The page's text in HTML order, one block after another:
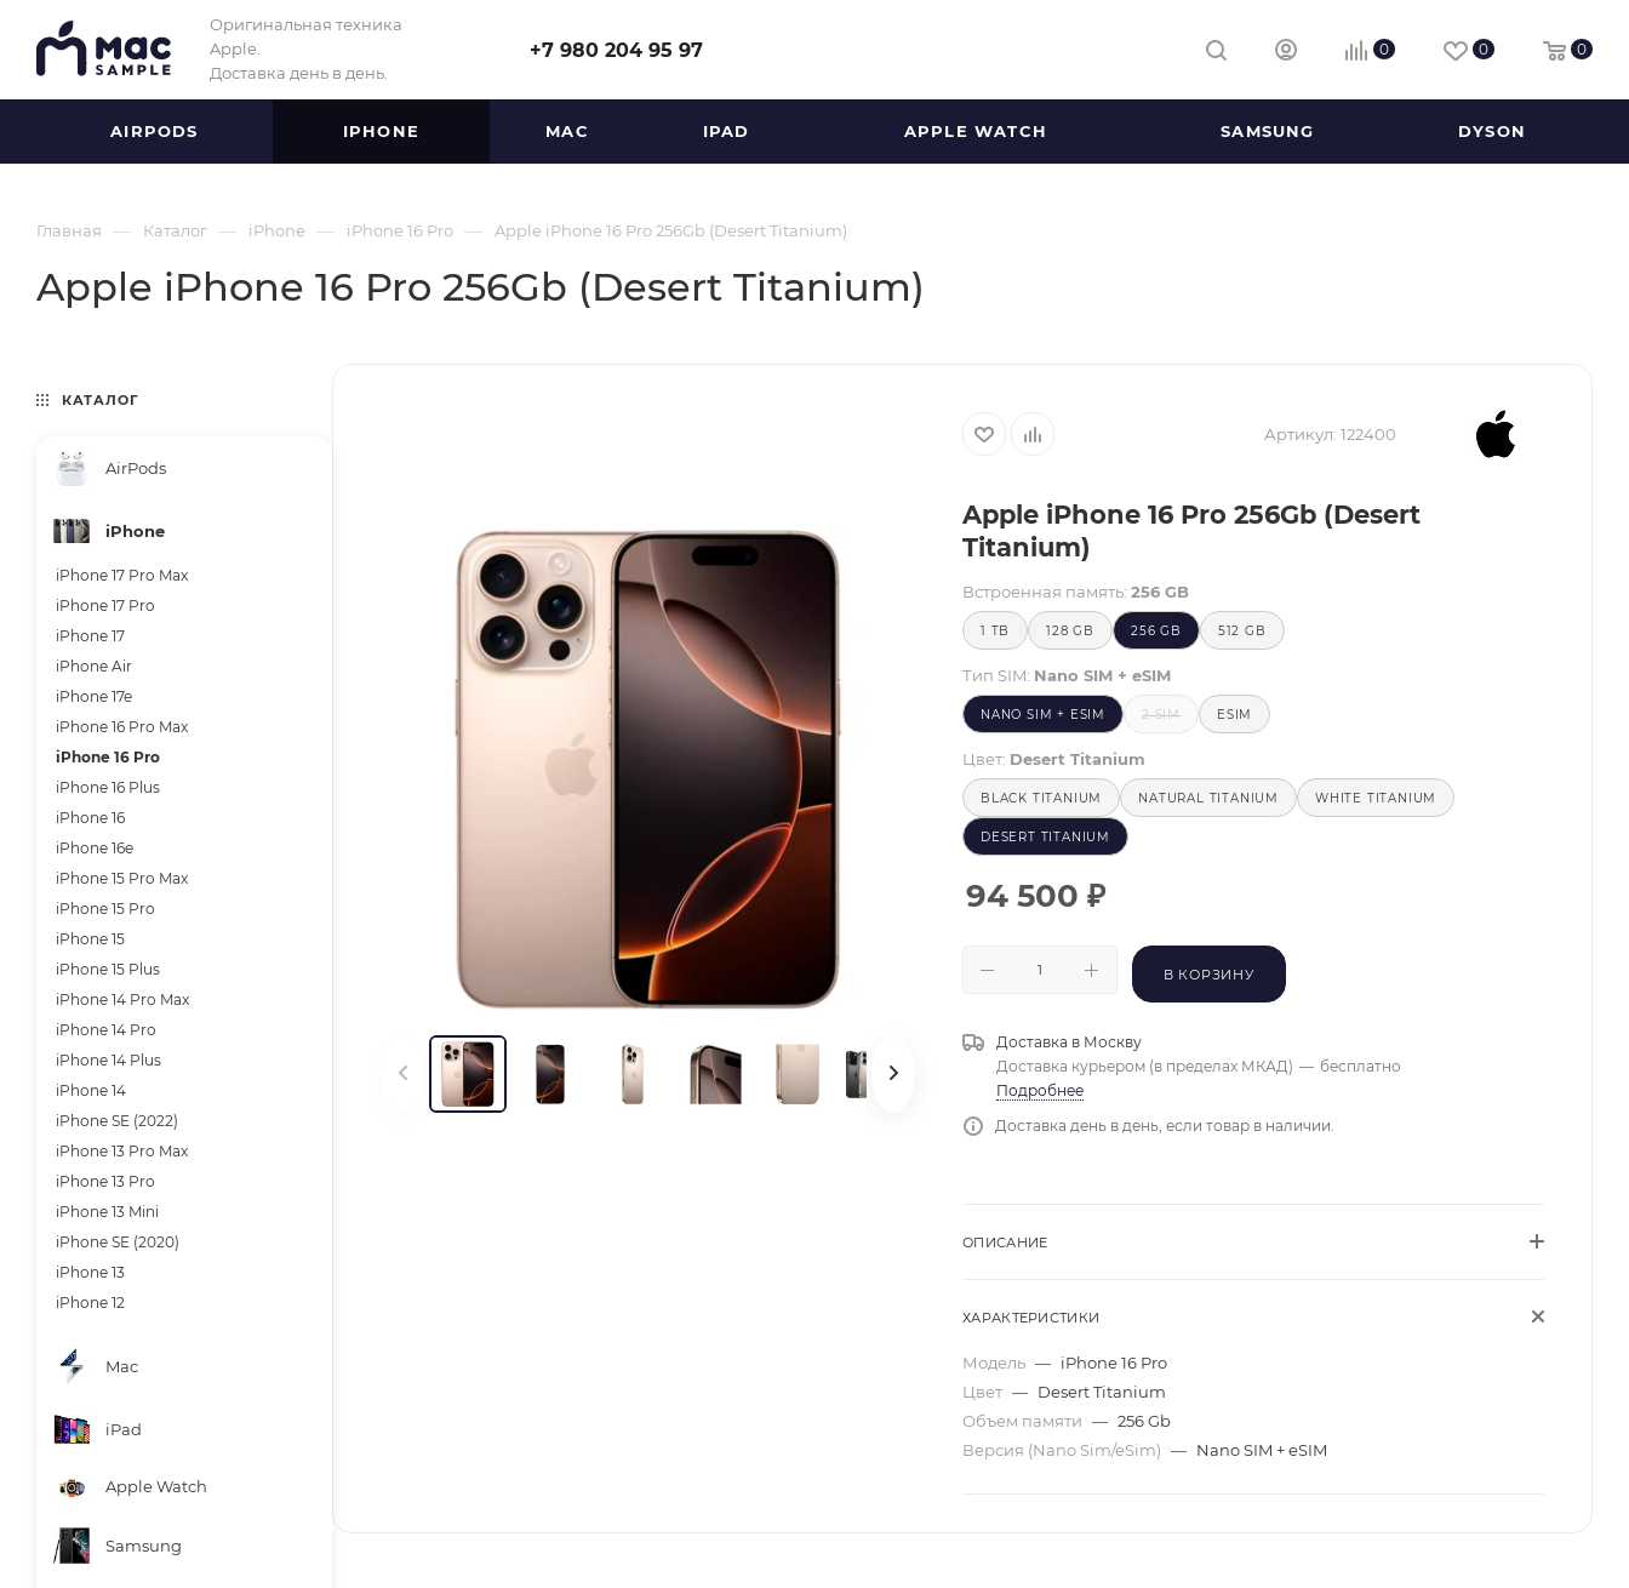
Оригинальная техника
Apple.
Доставка день в день.
+7 980 204 95 97 0 0 0
AIRPODS IPHONE MAC IPAD APPLE WATCH SAMSUNG DYSON
Главная — Каталог — iPhone — iPhone 16 Pro — Apple iPhone 16 Pro 256Gb (Desert Titanium)
Apple iPhone 16 Pro 256Gb (Desert Titanium)
Артикул: 122400
Apple iPhone 16 Pro 256Gb (Desert
Titanium)
Встроенная память: 256 GB
1 TB 128 GB 256 GB 512 GB
Тип SIM: Nano SIM + eSIM
NANO SIM + ESIM 2 SIM ESIM
Цвет: Desert Titanium
BLACK TITANIUM NATURAL TITANIUM WHITE TITANIUM
DESERT TITANIUM
94 500 ₽
В КОРЗИНУ
Доставка в Москву
Доставка курьером (в пределах МКАД) — бесплатно
Подробнее
Доставка день в день, если товар в наличии.
ОПИСАНИЕ
ХАРАКТЕРИСТИКИ
Модель — iPhone 16 Pro
Цвет — Desert Titanium
Объем памяти — 256 Gb
Версия (Nano Sim/eSim) — Nano SIM + eSIM
КАТАЛОГ
AirPods
iPhone
iPhone 17 Pro Max
iPhone 17 Pro
iPhone 17
iPhone Air
iPhone 17e
iPhone 16 Pro Max
iPhone 16 Pro
iPhone 16 Plus
iPhone 16
iPhone 16e
iPhone 15 Pro Max
iPhone 15 Pro
iPhone 15
iPhone 15 Plus
iPhone 14 Pro Max
iPhone 14 Pro
iPhone 14 Plus
iPhone 14
iPhone SE (2022)
iPhone 13 Pro Max
iPhone 13 Pro
iPhone 13 Mini
iPhone SE (2020)
iPhone 13
iPhone 12
Mac
iPad
Apple Watch
Samsung